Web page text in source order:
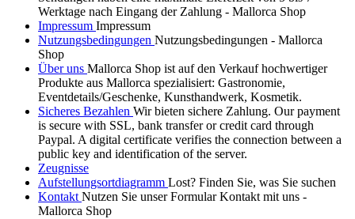
Werktage nach Eingang der Zahlung - Mallorca Shop
Impressum Impressum
Nutzungsbedingungen Nutzungsbedingungen - Mallorca
Shop
Über uns Mallorca Shop ist auf den Verkauf hochwertiger
Produkte aus Mallorca spezialisiert: Gastronomie,
Eventdetails/Geschenke, Kunsthandwerk, Kosmetik.
Sicheres Bezahlen Wir bieten sichere Zahlung. Our payment
is secure with SSL, bank transfer or credit card through
Paypal. A digital certificate verifies the connection between a
public key and identification of the server.
Zeugnisse
Aufstellungsortdiagramm Lost? Finden Sie, was Sie suchen
KontaktNutzen Sie unser Formular Kontakt mit uns -
Mallorca Shop